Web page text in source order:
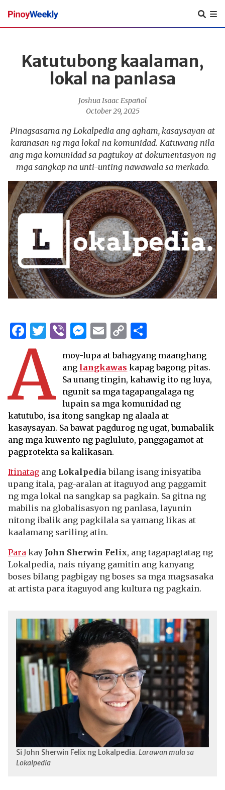
Pinoy
Weekly
Katutubong kaalaman,
lokal na panlasa
Joshua Isaac Español
October 29, 2025
Pinagsasama ng Lokalpedia ang agham, kasaysayan at
karanasan ng mga lokal na komunidad. Katuwang nila
ang mga komunidad sa pagtukoy at dokumentasyon ng
mga sangkap na unti-unting nawawala sa merkado.
Facebook
Twitter
ViberMessenger
Email
Copy
A
moy-lupa at bahagyang maanghang
ang langkawas kapag bagong pitas.
Sa unang tingin, kahawig ito ng luya,
ngunit sa mga tagapangalaga ng
lupain sa mga komunidad ng
katutubo, isa itong sangkap ng alaala at
kasaysayan. Sa bawat pagdurog ng ugat, bumabalik
ang mga kuwento ng pagluluto, panggagamot at
pagprotekta sa kalikasan.
Itinatag ang Lokalpediabilang isang inisyatiba
upang itala, pag-aralan at itaguyod ang paggamit
ng mga lokal na sangkap sa pagkain. Sa gitna ng
mabilis na globalisasyon ng panlasa, layunin
nitong ibalik ang pagkilala sa yamang likas at
kaalamang sariling atin.
Para kay John Sherwin Felix, ang tagapagtatag ng
Lokalpedia, nais niyang gamitin ang kanyang
boses bilang pagbigay ng boses sa mga magsasaka
at artista para itaguyod ang kultura ng pagkain.
Si John Sherwin Felix ng Lokalpedia. Larawan mula sa
Lokalpedia